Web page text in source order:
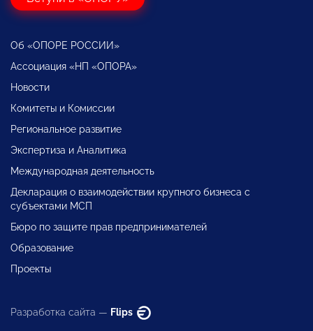
Об «ОПОРЕ РОССИИ»
Ассоциация «НП «ОПОРА»
Новости
Комитеты и Комиссии
Региональное развитие
Экспертиза и Аналитика
Международная деятельность
Декларация о взаимодействии крупного бизнеса с
субъектами МСП
Бюро по защите прав предпринимателей
Образование
Проекты
Разработка сайта — Flips